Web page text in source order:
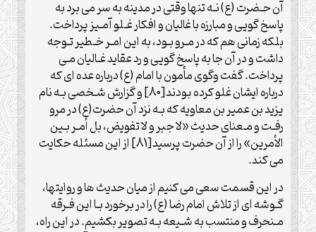
آن حـضرت (ع) نـه تنها وقتی در مدینه به سر می برد به
پاسخ گویی و مبارزه با غالیان و افکار غـلو آمـیز پرداخت.
بلکه زمانی هم که در مـرو بـود، به این امـر خـطیر تـوجه
داشت و در آن جا به پاسخ گویی و رد عقاید غـالیان مـی
پرداخت. گفت وگوی مأمون با امام (ع) درباره عده ای که
درباره ایشان غلو کرده بودند[80] و گزارش شـخصی بـه نام
یزید بن عمیر بن معاویه که بـه نزد آن حضرت(ع) در مرو
رفـت و مـعنای حدیث «لا جبر و لا تفویض، بل أمـر بـین
الأمرین» را از آن حضرت پرسید[81] از این مسئله حکایت
می کند.
در این قسمت سعی می کنیم از میان حدیث ها و روایت‏ها،
گـوشه ای از تلاش امام رضا (ع) را در برخورد بـا این فـرقه
مـنحرف و منتسب به شـیعه بـه تصویر بکشیم. در این راه،